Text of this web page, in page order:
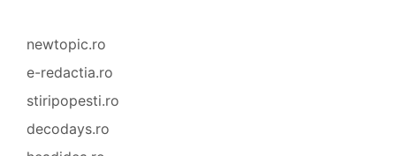
newtopic.ro
e-redactia.ro
stiripopesti.ro
decodays.ro